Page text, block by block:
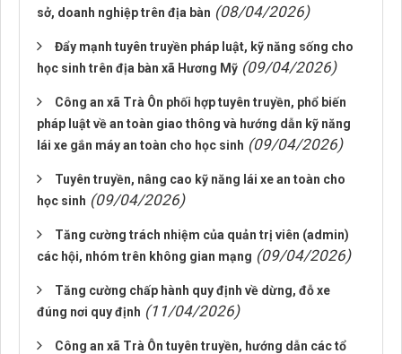
sở, doanh nghiệp trên địa bàn (08/04/2026)
Đẩy mạnh tuyên truyền pháp luật, kỹ năng sống cho
học sinh trên địa bàn xã Hương Mỹ (09/04/2026)
Công an xã Trà Ôn phối hợp tuyên truyền, phổ biến
pháp luật về an toàn giao thông và hướng dẫn kỹ năng
lái xe gắn máy an toàn cho học sinh (09/04/2026)
Tuyên truyền, nâng cao kỹ năng lái xe an toàn cho
học sinh (09/04/2026)
Tăng cường trách nhiệm của quản trị viên (admin)
các hội, nhóm trên không gian mạng (09/04/2026)
Tăng cường chấp hành quy định về dừng, đỗ xe
đúng nơi quy định (11/04/2026)
Công an xã Trà Ôn tuyên truyền, hướng dẫn các tổ